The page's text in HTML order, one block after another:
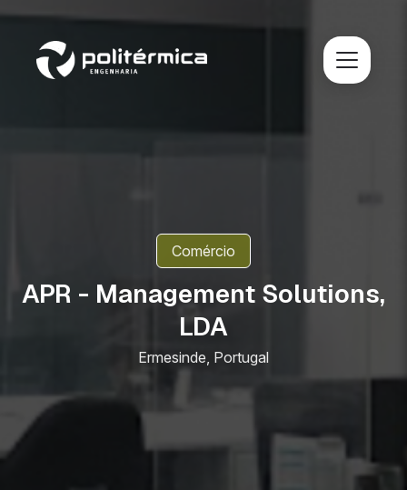
Comércio
APR - Management Solutions,
LDA
Ermesinde, Portugal